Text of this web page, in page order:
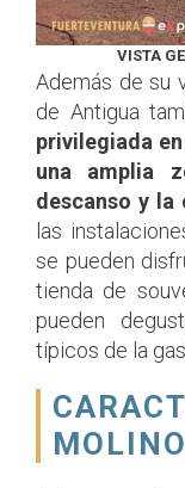
VISTA
Además de su
de Antigua
privilegiada
una amplia
descanso y la
las
se pueden
tienda de
pueden
típicos de la